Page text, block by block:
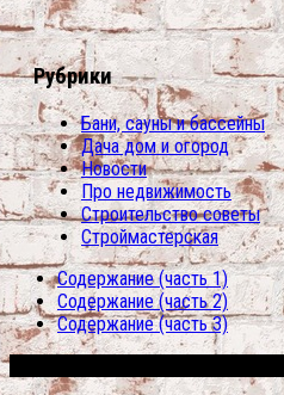
Рубрики
Бани, сауны и бассейны
Дача дом и огород
Новости
Про недвижимость
Строительство советы
Строймастерская
Содержание (часть 1)
Содержание (часть 2)
Содержание (часть 3)